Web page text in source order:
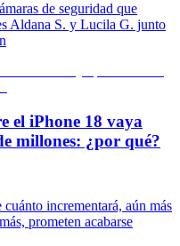
de seguridad que
Aldana S. y Lucila G. junto
el iPhone 18 vaya
millones: ¿por qué?
incrementará, aún más
prometen acabarse